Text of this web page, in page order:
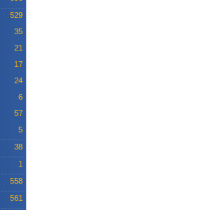
529
35
21
17
24
6
57
5
38
1
558
561